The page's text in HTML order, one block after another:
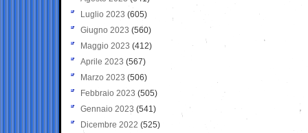
Luglio 2023 (605)
Giugno 2023 (560)
Maggio 2023 (412)
Aprile 2023 (567)
Marzo 2023 (506)
Febbraio 2023 (505)
Gennaio 2023 (541)
Dicembre 2022 (525)